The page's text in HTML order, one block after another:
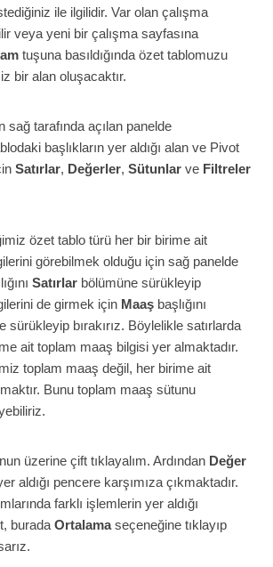
ile ilgilidir. Var olan çalışma
veya yeni bir çalışma sayfasına
tuşuna basıldığında özet tablomuzu
bir alan oluşacaktır.
sağ tarafında açılan panelde
başlıkların yer aldığı alan ve Pivot
Satırlar, Değerler, Sütunlar ve Filtreler
özet tablo türü her bir birime ait
görebilmek olduğu için sağ panelde
Satırlar bölümüne sürükleyip
de girmek için Maaş başlığını
sürükleyip bırakırız. Böylelikle satırlarda
ait toplam maaş bilgisi yer almaktadır.
toplam maaş değil, her birime ait
Bunu toplam maaş sütunu
üzerine çift tıklayalım. Ardından Değer
aldığı pencere karşımıza çıkmaktadır.
farklı işlemlerin yer aldığı
burada Ortalamaseçeneğine tıklayıp